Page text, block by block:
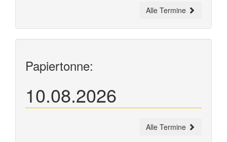
Alle Termine
Papiertonne:
10.08.2026
Alle Termine